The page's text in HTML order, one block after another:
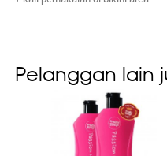
Pelanggan lain